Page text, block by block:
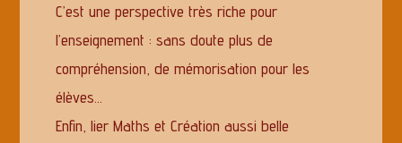
C’est une perspective très riche pour
l’enseignement : sans doute plus de
compréhension, de mémorisation pour les
élèves…
Enfin, lier Maths et Création aussi belle